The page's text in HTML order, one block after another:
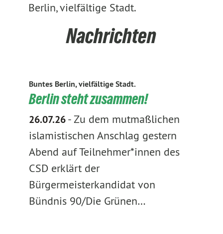
Berlin, vielfältige Stadt.
Nachrichten
Buntes Berlin, vielfältige Stadt.
Berlin steht zusammen!
26.07.26-Zu dem mutmaßlichen
islamistischen Anschlag gestern
Abend auf Teilnehmer*innen des
CSD erklärt der
Bürgermeisterkandidat von
Bündnis 90/Die Grünen…